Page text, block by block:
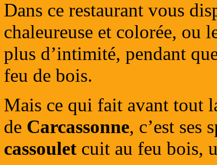
Dans ce restaurant vous
chaleureuse et colorée, ou
plus d’intimité, pendant
feu de bois.
Mais ce qui fait avant tout
de Carcassonne, c’est ses
cassoulet cuit au feu bois,